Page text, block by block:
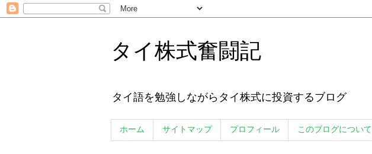
タイ株式奮闘記
タイ語を勉強しながらタイ株式に投資するブログ
ホーム サイトマップ プロフィール このブログについて